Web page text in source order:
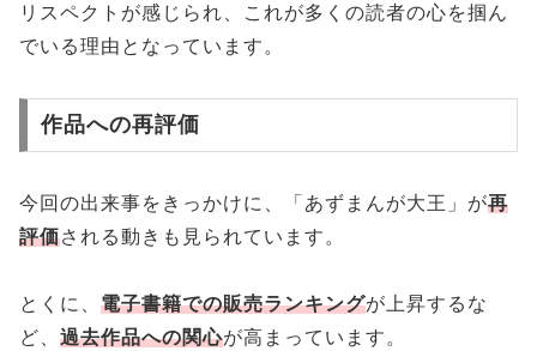
リスペクトが感じられ、これが多くの読者の心を掴ん
でいる理由となっています。
作品への再評価
今回の出来事をきっかけに、「あずまんが大王」が再
評価される動きも見られています。
とくに、 電子書籍での販売ランキングが上昇するな
ど、 過去作品への関心が高まっています。